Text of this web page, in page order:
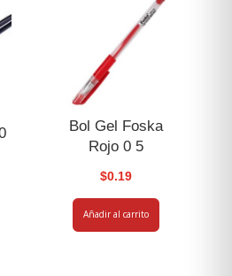
Bol Gel Foska
Rojo 0 5
$0.19
Añadir al carrito